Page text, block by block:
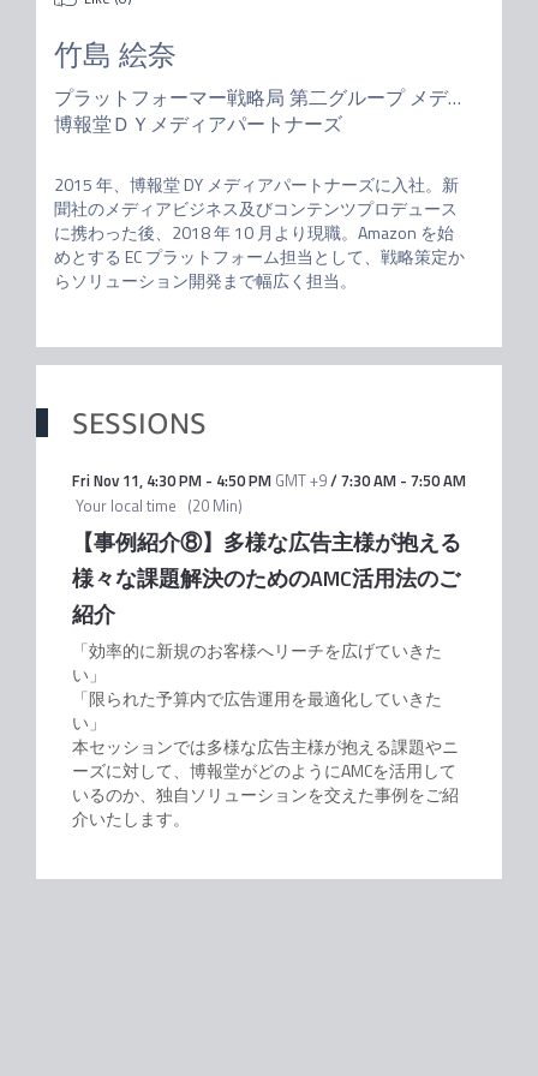
竹島 絵奈
プラットフォーマー戦略局 第二グループ メディアプロデューサー
博報堂ＤＹメディアパートナーズ
2015 年、博報堂 DY メディアパートナーズに入社。新
聞社のメディアビジネス及びコンテンツプロデュース
に携わった後、2018 年 10 月より現職。Amazon を始
めとする EC プラットフォーム担当として、戦略策定か
らソリューション開発まで幅広く担当。
SESSIONS
Fri Nov 11, 4:30 PM- 4:50 PM GMT +9/7:30 AM- 7:50 AM
Your local time (20 Min)
【事例紹介⑧】多様な広告主様が抱える
様々な課題解決のためのAMC活用法のご
紹介
「効率的に新規のお客様へリーチを広げていきた
い」
「限られた予算内で広告運用を最適化していきた
い」
本セッションでは多様な広告主様が抱える課題やニ
ーズに対して、博報堂がどのようにAMCを活用して
いるのか、独自ソリューションを交えた事例をご紹
介いたします。